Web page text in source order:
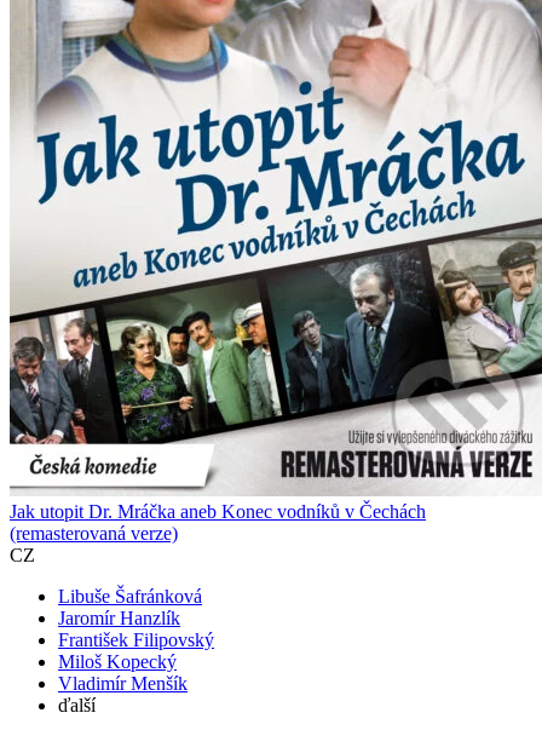
Jak utopit Dr. Mráčka aneb Konec vodníků v Čechách
(remasterovaná verze)
CZ
Libuše Šafránková
Jaromír Hanzlík
František Filipovský
Miloš Kopecký
Vladimír Menšík
ďalší